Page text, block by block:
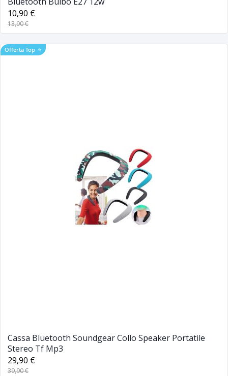
10,90 €
13,90 €
Offerta Top ⭐
Cassa Bluetooth Soundgear Collo Speaker Portatile
Stereo Tf Mp3
29,90 €
39,90 €